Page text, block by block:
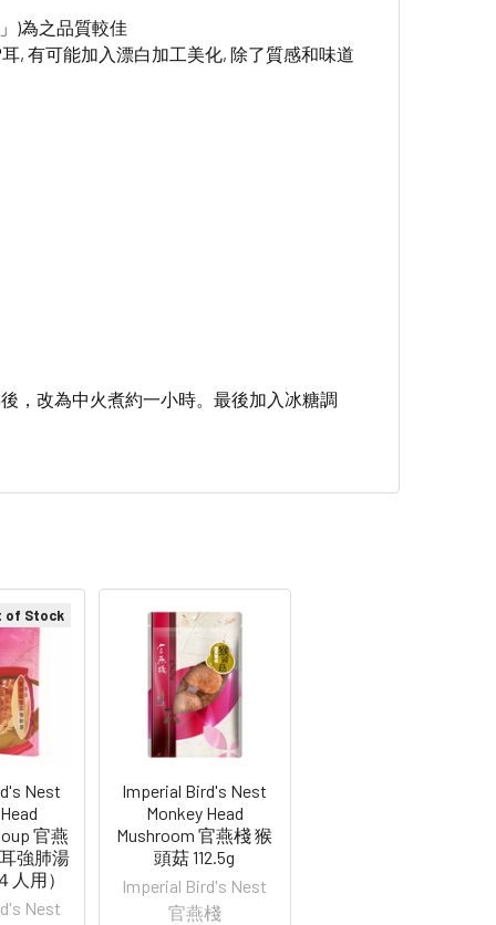
)為之品質較佳
, 有可能加入漂白加工美化, 除了質感和味道
，改為中火煮約一小時。最後加入冰糖調
of Stock
Nest
官燕
強肺湯
人用）
Nest
Imperial Bird's Nest
Monkey Head
Mushroom 官燕棧 猴
頭菇 112.5g
Imperial Bird's Nest
官燕棧